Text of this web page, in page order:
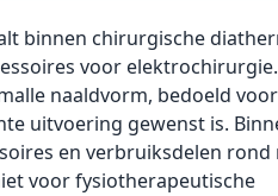
binnen chirurgische
voor
naaldvorm, bedoeld
uitvoering gewenst is.
en verbruiksdelen
voor fysiotherapeutische